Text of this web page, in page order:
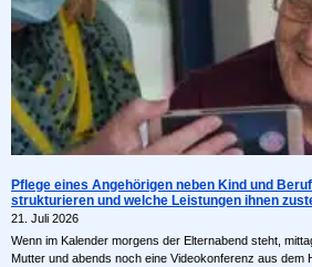
Pflege eines Angehörigen neben Kind und
strukturieren und welche Leistungen ihnen
21. Juli 2026
Wenn im Kalender morgens der Elternabend steht,
Mutter und abends noch eine Videokonferenz aus dem